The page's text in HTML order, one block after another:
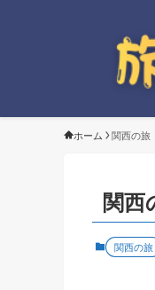
ホーム 関西の旅
関西
関西の旅